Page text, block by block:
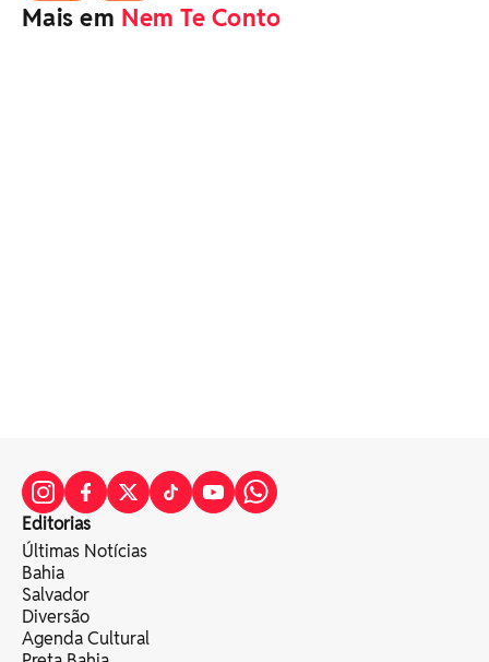
Mais em Nem Te Conto
Editorias
Últimas Notícias
Bahia
Salvador
Diversão
Agenda Cultural